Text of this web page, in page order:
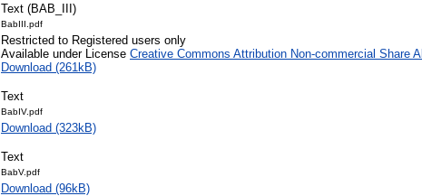
Text (BAB_III)
BabIII.pdf
Restricted to Registered users only
Available under License Creative Commons Attribution Non-commercial Share
Download (261kB)
Text
BabIV.pdf
Download (323kB)
Text
BabV.pdf
Download (96kB)